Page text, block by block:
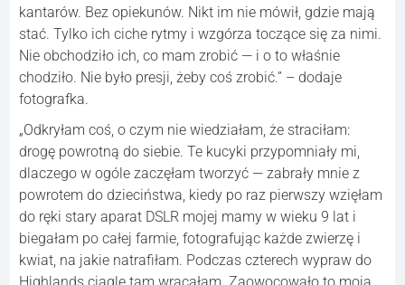
kantarów. Bez opiekunów. Nikt im nie mówił, gdzie mają
stać. Tylko ich ciche rytmy i wzgórza toczące się za nimi.
Nie obchodziło ich, co mam zrobić — i o to właśnie
chodziło. Nie było presji, żeby coś zrobić.” – dodaje
fotografka.
„Odkryłam coś, o czym nie wiedziałam, że straciłam:
drogę powrotną do siebie. Te kucyki przypomniały mi,
dlaczego w ogóle zaczęłam tworzyć — zabrały mnie z
powrotem do dzieciństwa, kiedy po raz pierwszy wzięłam
do ręki stary aparat DSLR mojej mamy w wieku 9 lat i
biegałam po całej farmie, fotografując każde zwierzę i
kwiat, na jakie natrafiłam. Podczas czterech wypraw do
Highlands ciągle tam wracałam. Zaowocowało to moją